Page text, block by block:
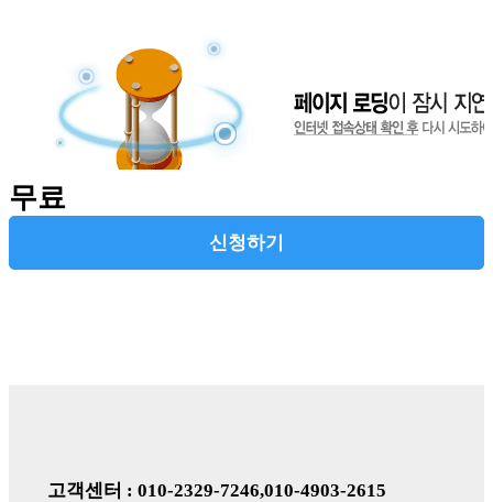
무료
신청하기
고객센터 : 010-2329-7246,010-4903-2615